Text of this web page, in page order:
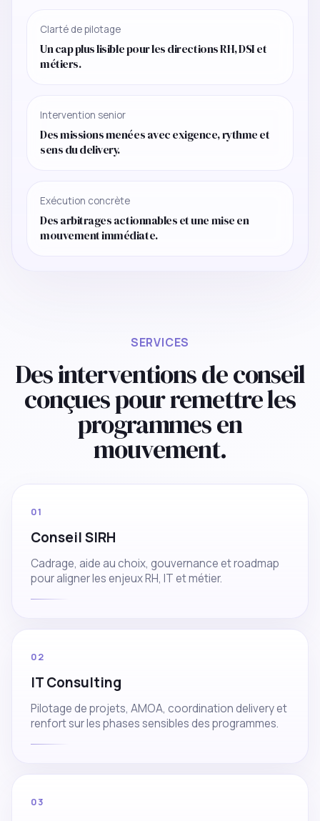
Clarté de pilotage
Un cap plus lisible pour les directions RH, DSI et
métiers.
Intervention senior
Des missions menées avec exigence, rythme et
sens du delivery.
Exécution concrète
Des arbitrages actionnables et une mise en
mouvement immédiate.
SERVICES
Des interventions de conseil
conçues pour remettre les
programmes en
mouvement.
01
Conseil SIRH
Cadrage, aide au choix, gouvernance et roadmap
pour aligner les enjeux RH, IT et métier.
02
IT Consulting
Pilotage de projets, AMOA, coordination delivery et
renfort sur les phases sensibles des programmes.
03